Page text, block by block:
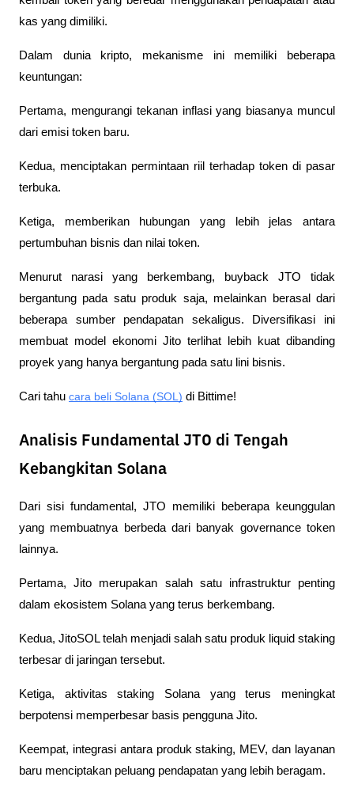
kas yang dimiliki.
Dalam dunia kripto, mekanisme ini memiliki beberapa
keuntungan:
Pertama, mengurangi tekanan inflasi yang biasanya muncul
dari emisi token baru.
Kedua, menciptakan permintaan riil terhadap token di pasar
terbuka.
Ketiga, memberikan hubungan yang lebih jelas antara
pertumbuhan bisnis dan nilai token.
Menurut narasi yang berkembang, buyback JTO tidak
bergantung pada satu produk saja, melainkan berasal dari
beberapa sumber pendapatan sekaligus. Diversifikasi ini
membuat model ekonomi Jito terlihat lebih kuat dibanding
proyek yang hanya bergantung pada satu lini bisnis.
Cari tahu cara beli Solana (SOL) di Bittime!
Analisis Fundamental JTO di Tengah
Kebangkitan Solana
Dari sisi fundamental, JTO memiliki beberapa keunggulan
yang membuatnya berbeda dari banyak governance token
lainnya.
Pertama, Jito merupakan salah satu infrastruktur penting
dalam ekosistem Solana yang terus berkembang.
Kedua, JitoSOL telah menjadi salah satu produk liquid staking
terbesar di jaringan tersebut.
Ketiga, aktivitas staking Solana yang terus meningkat
berpotensi memperbesar basis pengguna Jito.
Keempat, integrasi antara produk staking, MEV, dan layanan
baru menciptakan peluang pendapatan yang lebih beragam.